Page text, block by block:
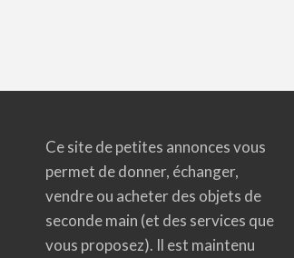
Ce site de petites annonces vous
permet de donner, échanger,
vendre ou acheter des objets de
seconde main (et des services que
vous proposez). Il est maintenu